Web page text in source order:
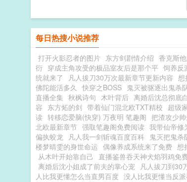
每日热搜小说推荐
打开火影忍者的图片 东方剑剧情介绍 香克斯
衍 穿成主角攻受的极品室友后是那个平 饲养反
统就来了
凡人拔刀30万次最新章节更新内容 想
佛陀能活多久 快穿之BOSS 鬼灭被驱逐出鬼杀
直播全集 秋枫诗句 木叶背后 离婚后沈总彻底
容 东方炻的剑 带着仙门混北欧TXT精校 超级
读 转移恋爱脑(快穿) 万夜明 笔趣阁 把渣攻少
北欧最新章节 强取笔趣阁免费阅读 我带仙帝修
偏执蛟龙 凡人我一剑斩魂百度百科 鬼灭把鬼杀
楼梦晴雯的身世命运 偶像养成系统来了免费 想
从木叶开始靠自己
直播鉴兽吞天神犬焰羽鸡免
离婚后沈小姐成了前夫的掌心宠 凡人拔刀到30
人比我更懂怎么当直男百度 没人比我更懂当反